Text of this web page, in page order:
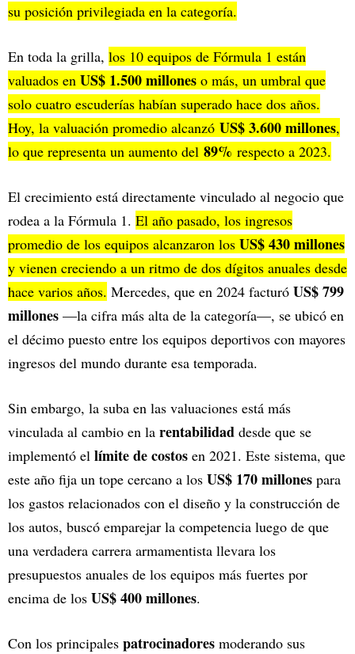
su posición privilegiada en la categoría.
En toda la grilla, los 10 equipos de Fórmula 1 están
valuados en US$ 1.500 millones o más, un umbral que
solo cuatro escuderías habían superado hace dos años.
Hoy, la valuación promedio alcanzó US$ 3.600 millones,
lo que representa un aumento del 89% respecto a 2023.
El crecimiento está directamente vinculado al negocio que
rodea a la Fórmula 1. El año pasado, los ingresos
promedio de los equipos alcanzaron los US$ 430 millones
y vienen creciendo a un ritmo de dos dígitos anuales desde
hace varios años. Mercedes, que en 2024 facturó US$ 799
millones —la cifra más alta de la categoría—, se ubicó en
el décimo puesto entre los equipos deportivos con mayores
ingresos del mundo durante esa temporada.
Sin embargo, la suba en las valuaciones está más
vinculada al cambio en la rentabilidad desde que se
implementó el límite de costos en 2021. Este sistema, que
este año fija un tope cercano a los US$ 170 millones para
los gastos relacionados con el diseño y la construcción de
los autos, buscó emparejar la competencia luego de que
una verdadera carrera armamentista llevara los
presupuestos anuales de los equipos más fuertes por
encima de los US$ 400 millones.
Con los principales patrocinadores moderando sus